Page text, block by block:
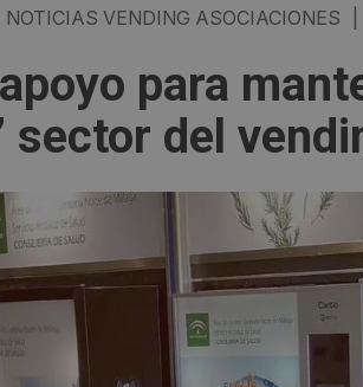
NOTICIAS VENDING ASOCIACIONES
para
sector del